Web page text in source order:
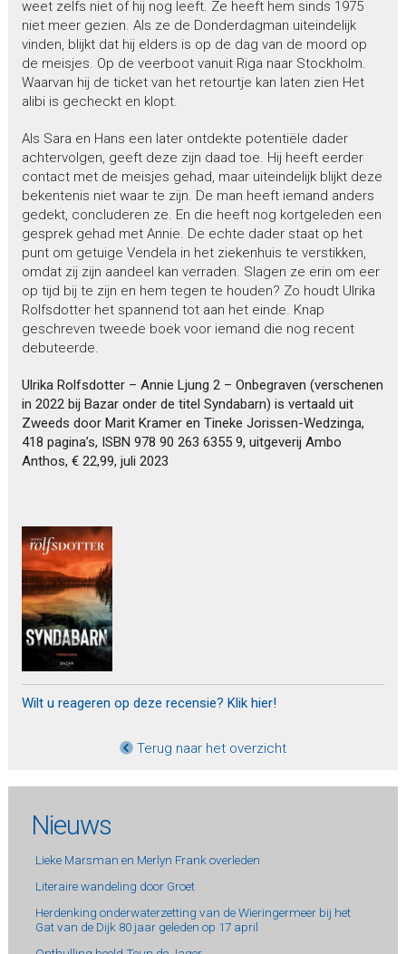
weet zelfs niet of hij nog leeft. Ze heeft hem sinds 1975
niet meer gezien. Als ze de Donderdagman uiteindelijk
vinden, blijkt dat hij elders is op de dag van de moord op
de meisjes. Op de veerboot vanuit Riga naar Stockholm.
Waarvan hij de ticket van het retourtje kan laten zien Het
alibi is gecheckt en klopt.
Als Sara en Hans een later ontdekte potentiële dader
achtervolgen, geeft deze zijn daad toe. Hij heeft eerder
contact met de meisjes gehad, maar uiteindelijk blijkt deze
bekentenis niet waar te zijn. De man heeft iemand anders
gedekt, concluderen ze. En die heeft nog kortgeleden een
gesprek gehad met Annie. De echte dader staat op het
punt om getuige Vendela in het ziekenhuis te verstikken,
omdat zij zijn aandeel kan verraden. Slagen ze erin om eer
op tijd bij te zijn en hem tegen te houden? Zo houdt Ulrika
Rolfsdotter het spannend tot aan het einde. Knap
geschreven tweede boek voor iemand die nog recent
debuteerde.
Ulrika Rolfsdotter – Annie Ljung 2 – Onbegraven (verschenen
in 2022 bij Bazar onder de titel Syndabarn) is vertaald uit
Zweeds door Marit Kramer en Tineke Jorissen-Wedzinga,
418 pagina’s, ISBN 978 90 263 6355 9, uitgeverij Ambo
Anthos, € 22,99, juli 2023
Wilt u reageren op deze recensie? Klik hier!
Terug naar het overzicht
Nieuws
Lieke Marsman en Merlyn Frank overleden
Literaire wandeling door Groet
Herdenking onderwaterzetting van de Wieringermeer bij het
Gat van de Dijk 80 jaar geleden op 17 april